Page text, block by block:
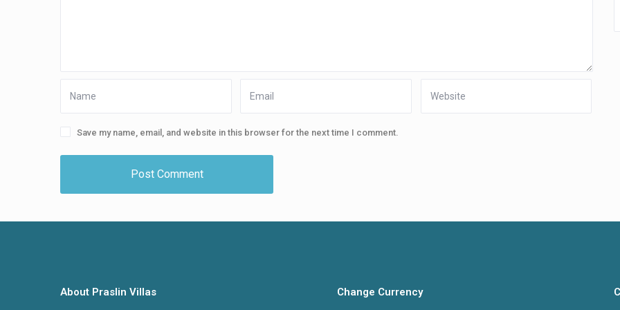
Save my name, email, and website in this browser for the next time I comment.
About Praslin Villas Change Currency